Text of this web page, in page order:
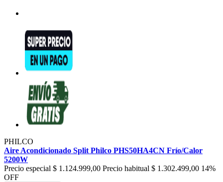
PHILCO
Aire Acondicionado Split Philco PHS50HA4CN Frío/Calor
5200W
Precio especial $ 1.124.999,00 Precio habitual $ 1.302.499,00 14%
OFF